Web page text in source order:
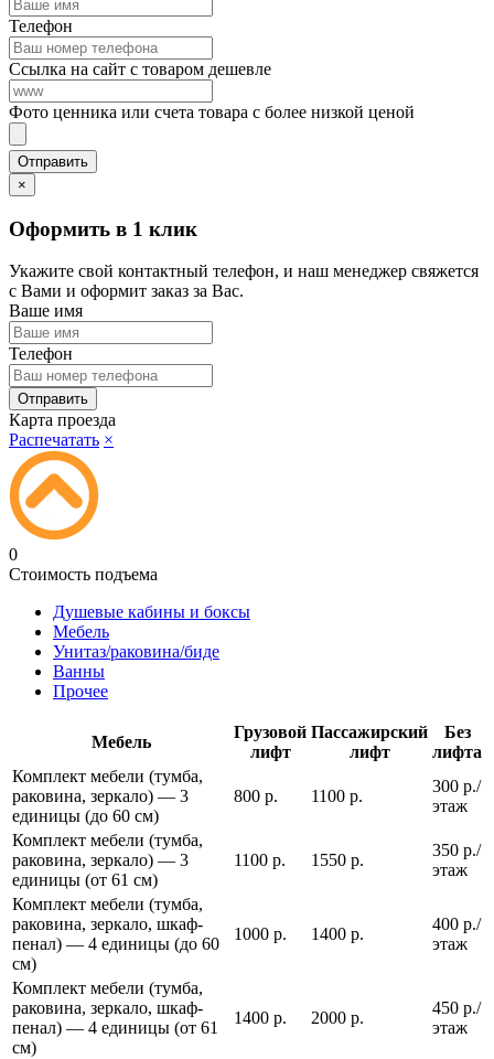
Телефон
Ссылка на сайт с товаром дешевле
Фото ценника или счета товара с более низкой ценой
×
Оформить в 1 клик
Укажите свой контактный телефон, и наш менеджер свяжется
с Вами и оформит заказ за Вас.
Ваше имя
Телефон
Карта проезда
Распечатать ×
0
Стоимость подъема
Душевые кабины и боксы
Мебель
Унитаз/раковина/биде
Ванны
Прочее
Мебель
Грузовой
лифт
Пассажирский
лифт
Без
лифта
Комплект мебели (тумба,
раковина, зеркало) — 3
единицы (до 60 см)
800 р. 1100 р.
300 р./
этаж
Комплект мебели (тумба,
раковина, зеркало) — 3
единицы (от 61 см)
1100 р. 1550 р.
350 р./
этаж
Комплект мебели (тумба,
раковина, зеркало, шкаф-
пенал) — 4 единицы (до 60
см)
1000 р. 1400 р.
400 р./
этаж
Комплект мебели (тумба,
раковина, зеркало, шкаф-
пенал) — 4 единицы (от 61
см)
1400 р. 2000 р.
450 р./
этаж